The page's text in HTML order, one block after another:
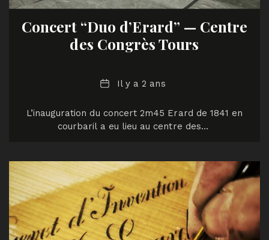
Concert “Duo d’Erard” — Centre
des Congrès Tours
DateIl y a 2 ans
L’inauguration du concert 2m45 Erard de 1841 en
courbaril a eu lieu au centre des…